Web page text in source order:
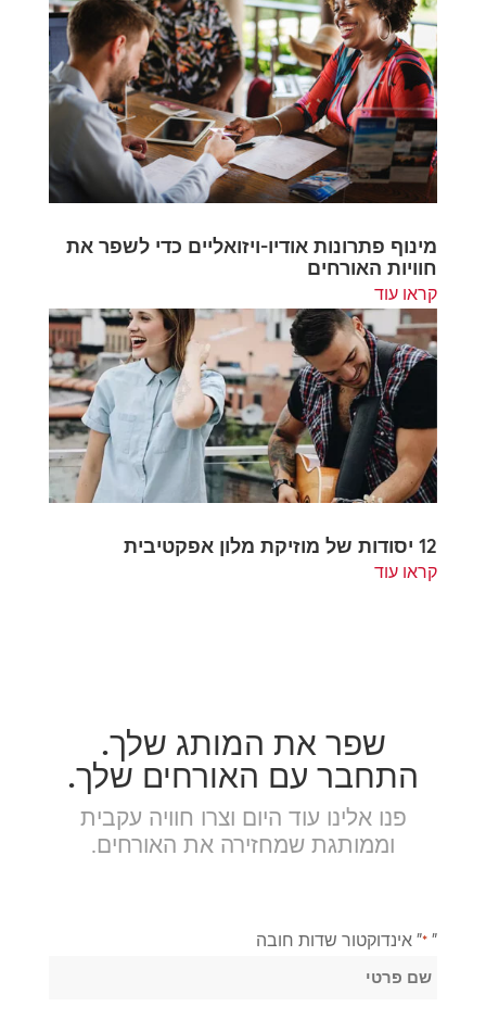
מינוף פתרונות אודיו-ויזואליים כדי לשפר את
חוויות האורחים
קראו עוד
12 יסודות של מוזיקת מלון אפקטיבית
קראו עוד
שפר את המותג שלך.
התחבר עם האורחים שלך.
פנו אלינו עוד היום וצרו חוויה עקבית
וממותגת שמחזירה את האורחים.
"
*" אינדוקטור שדות חובה
שֵׁם